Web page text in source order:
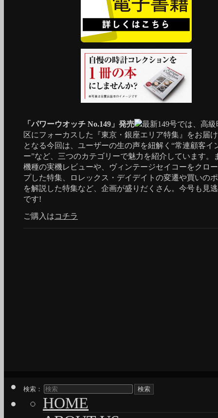
「パワーウオッチ No.149」発売
最新149号では、高
区にフォーカスした『東京・銀座エリア特集』をお届
となる今回は、ユーザーの生の声を紐解く“常連顧客イ
ー”など、三つのカテゴリーで魅力を紹介しています。
機種の実機レビューや、ヴィンテージセイコーをクロ
プした特集、ロレックス・デイデイトの変遷や買いの
を解説した特集など、企画が盛りだくさん。今号も見
です!
ご購入はコチラ
検索：
HOME